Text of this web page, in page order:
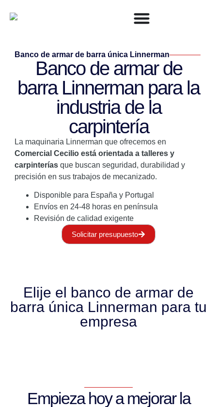
Banco de armar de barra única Linnerman
Banco de armar de
barra Linnerman para la
industria de la
carpintería
La maquinaria Linnerman que ofrecemos en
Comercial Cecilio está orientada a talleres y
carpinterías que buscan seguridad, durabilidad y
precisión en sus trabajos de mecanizado.
Disponible para España y Portugal
Envíos en 24-48 horas en península
Revisión de calidad exigente
Solicitar presupuesto
Elije el banco de armar de
barra única Linnerman para tu
empresa
Empieza hoy a mejorar la